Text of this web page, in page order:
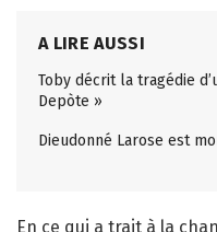
A LIRE AUSSI
Toby décrit la tragédie
Depòte »
Dieudonné Larose est
En ce qui a trait à la